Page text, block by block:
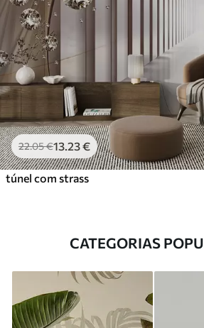
22.05€13 .23€
túnel com strass
CATEGORIAS